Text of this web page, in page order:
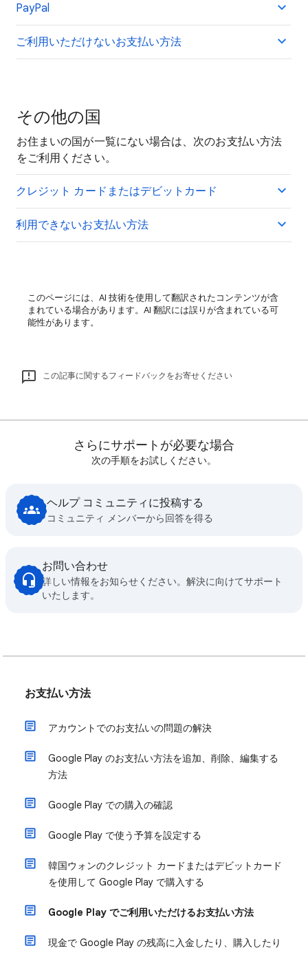
PayPal
ご利用いただけないお支払い方法
その他の国
お住まいの国が一覧にない場合は、次のお支払い方法
をご利用ください。
クレジット カードまたはデビットカード
利用できないお支払い方法
このページには、AI 技術を使用して翻訳されたコンテンツが含
まれている場合があります。AI 翻訳には誤りが含まれている可
能性があります。
この記事に関するフィードバックをお寄せください
さらにサポートが必要な場合
次の手順をお試しください。
ヘルプ コミュニティに投稿する
コミュニティ メンバーから回答を得る
お問い合わせ
詳しい情報をお知らせください。解決に向けてサポート
いたします。
お支払い方法
アカウントでのお支払いの問題の解決
Google Play のお支払い方法を追加、削除、編集する
方法
Google Play での購入の確認
Google Play で使う予算を設定する
韓国ウォンのクレジット カードまたはデビットカード
を使用して Google Play で購入する
Google Play でご利用いただけるお支払い方法
現金で Google Play の残高に入金したり、購入したり